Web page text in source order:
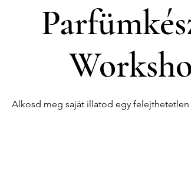
Alkosd meg saját illatod egy felejthetetlen